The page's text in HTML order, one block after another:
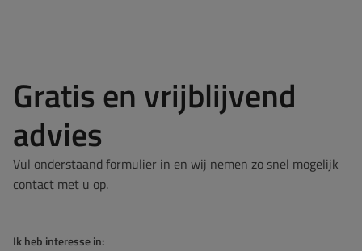
Gratis en vrijblijvend
advies
Vul onderstaand formulier in en wij nemen zo snel mogelijk
contact met u op.
Ik heb interesse in: